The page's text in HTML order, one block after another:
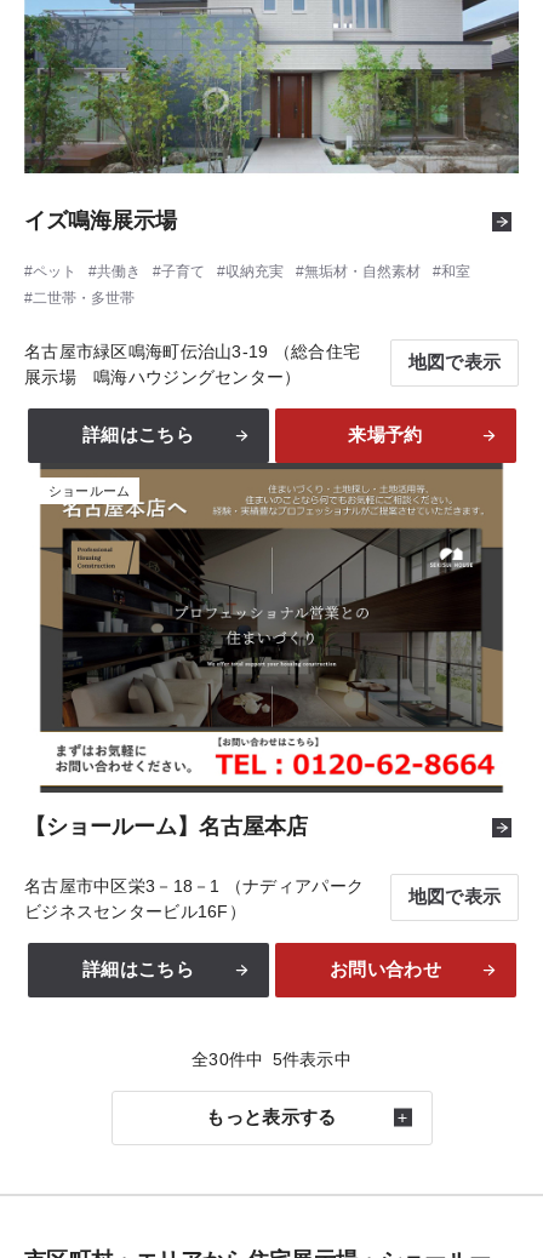
イズ鳴海展示場
ペット 共働き 子育て 収納充実 無垢材・自然素材
和室
二世帯・多世帯
名古屋市緑区鳴海町伝治山3-19 （総合住宅
展示場 鳴海ハウジングセンター）
地図で表示
詳細はこちら 来場予約
【ショールーム】名古屋本店
ショールーム
名古屋市中区栄3－18－1 （ナディアパーク
ビジネスセンタービル16F）
地図で表示
詳細はこちら お問い合わせ
全30件中 5件表示中
もっと表示する